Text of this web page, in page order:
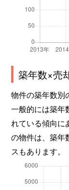
築年数×売
物件の築年数別
一般的には築年
れている傾向に
の物件は、築年
スもあります。